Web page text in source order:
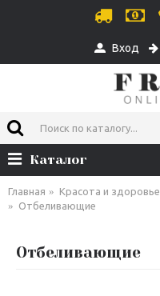
Вход
Каталог
Главная Красота и здоровье
Отбеливающие
Отбеливающие